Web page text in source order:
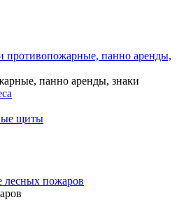
противопожарные, панно аренды,
панно аренды, знаки
щиты
лесных пожаров